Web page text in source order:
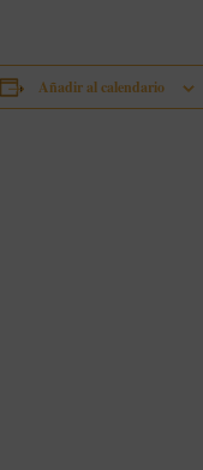
Añadir al calendario